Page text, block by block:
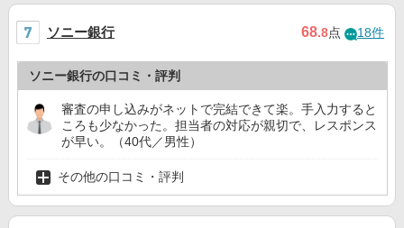
ソニー銀行 68.8点 18件
ソニー銀行の口コミ・評判
審査の申し込みがネットで完結できて楽。手入力すると
ころも少なかった。担当者の対応が親切で、レスポンス
が早い。（40代／男性）
その他の口コミ・評判